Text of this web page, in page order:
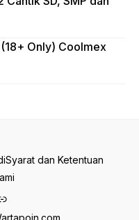
Only) Coolmex
Syarat dan Ketentuan